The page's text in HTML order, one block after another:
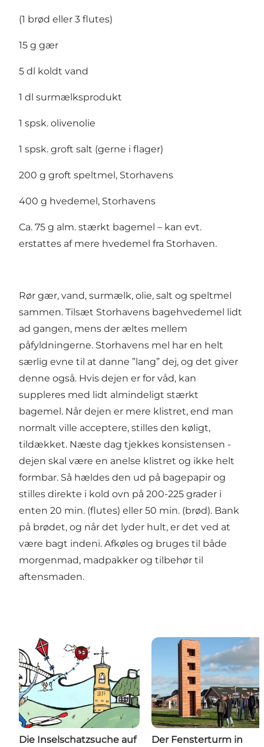
(1 brød eller 3 flutes)
15 g gær
5 dl koldt vand
1 dl surmælksprodukt
1 spsk. olivenolie
1 spsk. groft salt (gerne i flager)
200 g groft speltmel, Storhavens
400 g hvedemel, Storhavens
Ca. 75 g alm. stærkt bagemel – kan evt.
erstattes af mere hvedemel fra Storhaven.
Rør gær, vand, surmælk, olie, salt og speltmel
sammen. Tilsæt Storhavens bagehvedemel lidt
ad gangen, mens der æltes mellem
påfyldningerne. Storhavens mel har en helt
særlig evne til at danne ”lang” dej, og det giver
denne også. Hvis dejen er for våd, kan
suppleres med lidt almindeligt stærkt
bagemel. Når dejen er mere klistret, end man
normalt ville acceptere, stilles den køligt,
tildækket. Næste dag tjekkes konsistensen -
dejen skal være en anelse klistret og ikke helt
formbar. Så hældes den ud på bagepapir og
stilles direkte i kold ovn på 200-225 grader i
enten 20 min. (flutes) eller 50 min. (brød). Bank
på brødet, og når det lyder hult, er det ved at
være bagt indeni. Afkøles og bruges til både
morgenmad, madpakker og tilbehør til
aftensmaden.
Die Inselschatzsuche auf
Der Fensterturm in